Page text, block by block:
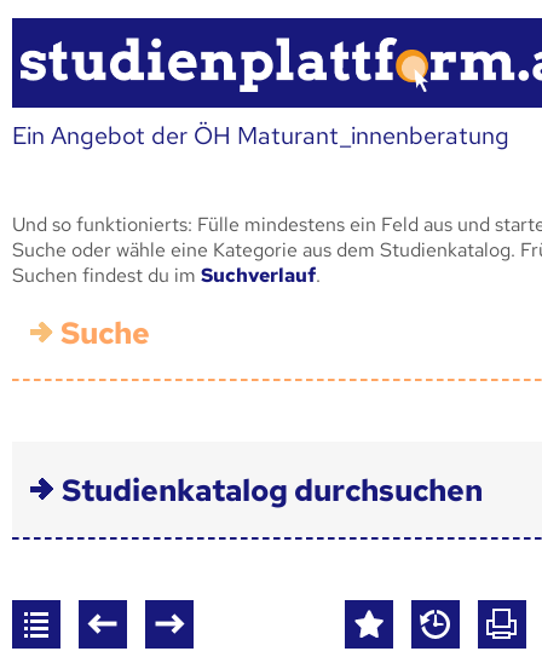
Ein Angebot der ÖH Maturant_innenberatung
Und so funktionierts: Fülle mindestens ein Feld aus und
Suche oder wähle eine Kategorie aus dem Studienkatalog.
Suchen findest du im Suchverlauf.
Suche
Studienkatalog durchsuchen